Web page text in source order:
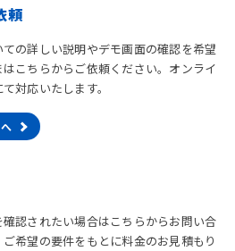
頼
の詳しい説明やデモ画面の確認を希望
こちらからご依頼ください。オンライ
対応いたします。
認されたい場合はこちらからお問い合
希望の要件をもとに料金のお見積もり